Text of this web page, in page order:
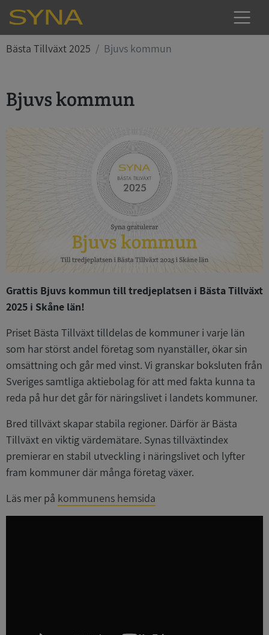
Bästa Tillväxt 2025 Bjuvs kommun
Bjuvs kommun
Grattis Bjuvs kommun till tredjeplatsen i Bästa Tillväxt
2025 i Skåne län!
Priset Bästa Tillväxt tilldelas de kommuner i varje län
som har störst andel företag som nyanställer, ökar sin
omsättning och går med vinst. Vi granskar boksluten från
Sveriges samtliga aktiebolag för att med fakta kunna ta
reda på hur det går för näringslivet i landets kommuner.
Bred tillväxt skapar stabila regioner. Därför är Bästa
Tillväxt en viktig värdemätare. Synas tillväxtindex
premierar en stabil utveckling i näringslivet och lyfter
fram kommuner där många företag växer.
Läs mer på kommunens hemsida